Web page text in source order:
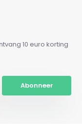
10 euro korting
Abonneer